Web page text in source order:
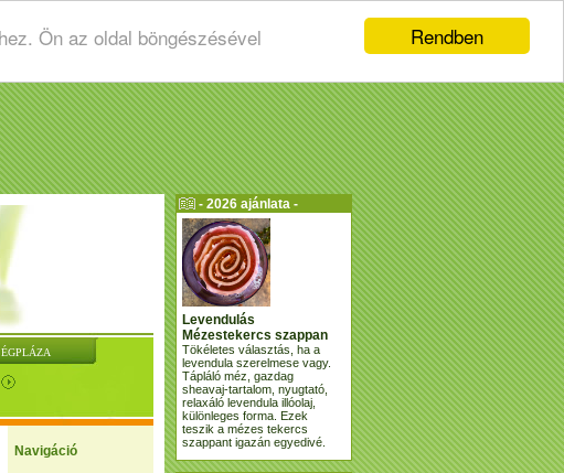
Rendben
Ön az oldal böngészésével
Navigáció
- 2026 ajánlata -
Levendulás
Mézestekercs szappan
Tökéletes választás, ha a
levendula szerelmese vagy.
Tápláló méz, gazdag
sheavaj-tartalom, nyugtató,
relaxáló levendula illóolaj,
különleges forma. Ezek
teszik a mézes tekercs
szappant igazán egyedivé.